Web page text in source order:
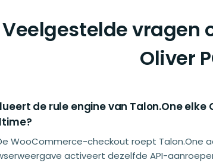
Veelgestelde vragen
Oliver
de rule engine van Talon.One elke
WooCommerce-checkout roept Talon.One
activeert dezelfde API-